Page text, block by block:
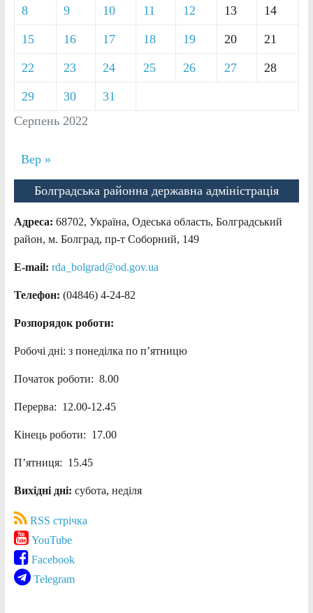
Серпень 2022
8 9 10 11 12 13 14
15 16 17 18 19 20 21
22 23 24 25 26 27 28
29 30 31
Вер »
Болградська районна державна адміністрація
Адреса: 68702, Україна, Одеська область, Болградський
район, м. Болград, пр-т Соборний, 149
E-mail: rda_bolgrad@od.gov.ua
Телефон: (04846) 4-24-82
Розпорядок роботи:
Робочі дні: з понеділка по п’ятницю
Початок роботи: 8.00
Перерва: 12.00-12.45
Кінець роботи: 17.00
П’ятниця: 15.45
Вихідні дні: субота, неділя
RSS стрічка
YouTube
Facebook
Telegram